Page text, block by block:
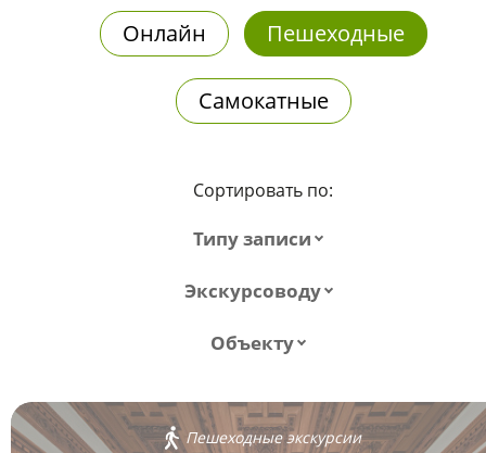
Онлайн Пешеходные
Самокатные
Сортировать по:
Типу записи
Экскурсоводу
Объекту
Пешеходные экскурсии